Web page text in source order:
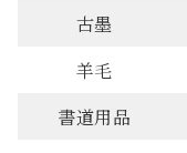
古墨
羊毛
書道用品